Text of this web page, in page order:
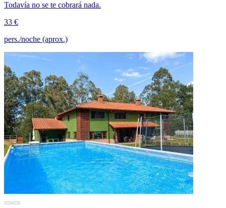
Todavía no se te cobrará nada.
33 €
pers./noche (aprox.)